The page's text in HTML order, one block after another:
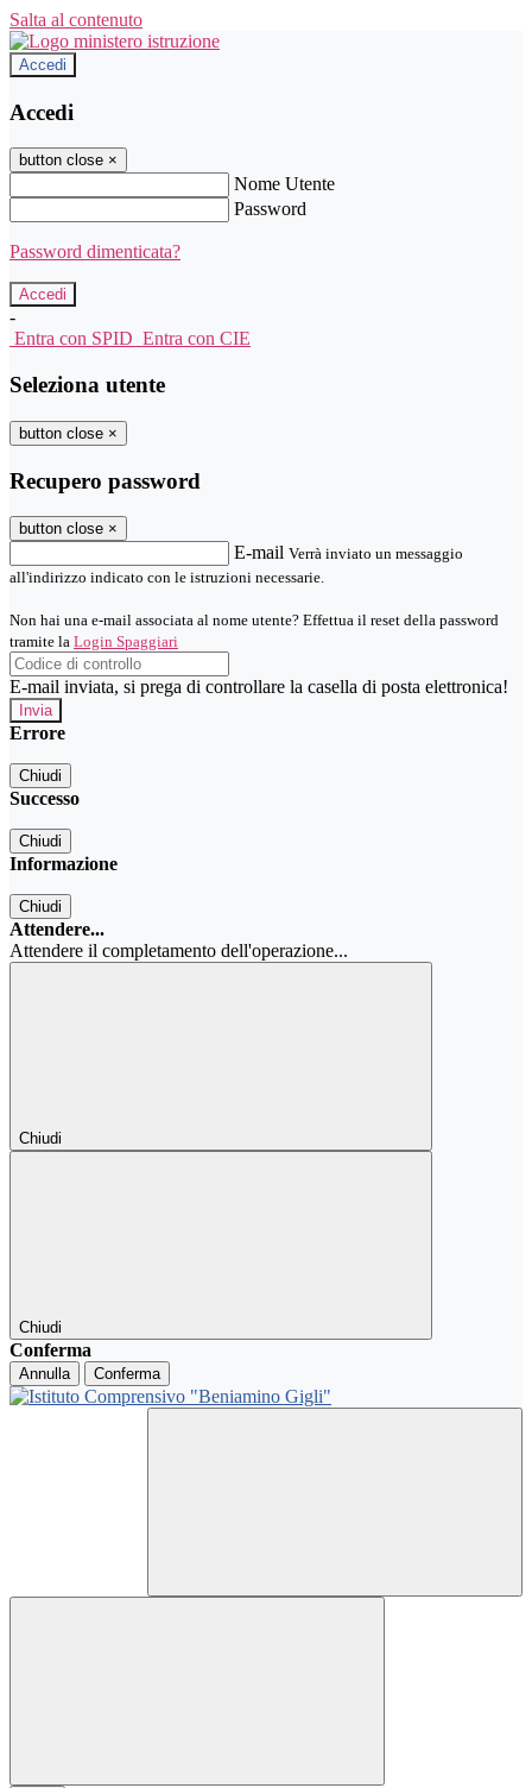
Salta al contenuto
Accedi
Accedi
button close ×
Nome Utente
Password
Password dimenticata?
-
Entra con SPID Entra con CIE
Seleziona utente
button close ×
Recupero password
button close ×
E-mail Verrà inviato un messaggio
all'indirizzo indicato con le istruzioni necessarie.
Non hai una e-mail associata al nome utente? Effettua il reset della password
tramite la Login Spaggiari
E-mail inviata, si prega di controllare la casella di posta elettronica!
Errore
Chiudi
Successo
Chiudi
Informazione
Chiudi
Attendere...
Attendere il completamento dell'operazione...
Chiudi
Chiudi
Conferma
Annulla Conferma